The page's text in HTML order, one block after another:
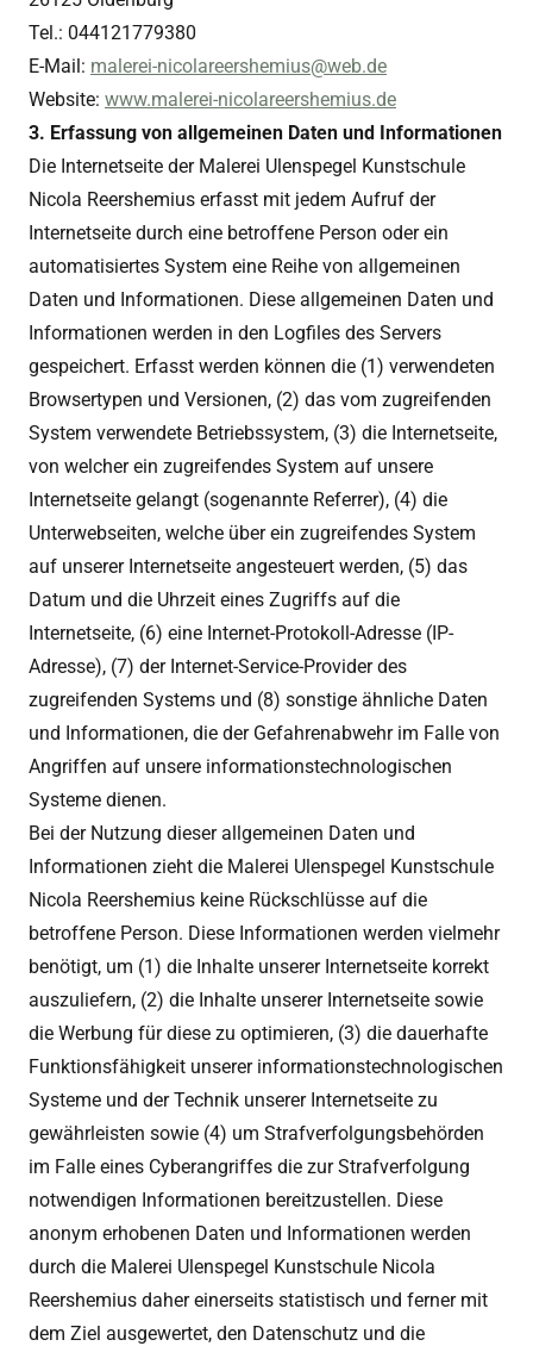
Tel.: 044121779380
E-Mail: malerei-nicolareershemius@web.de
Website: www.malerei-nicolareershemius.de
3. Erfassung von allgemeinen Daten und Informationen
Die Internetseite der Malerei Ulenspegel Kunstschule
Nicola Reershemius erfasst mit jedem Aufruf der
Internetseite durch eine betroffene Person oder ein
automatisiertes System eine Reihe von allgemeinen
Daten und Informationen. Diese allgemeinen Daten und
Informationen werden in den Logfiles des Servers
gespeichert. Erfasst werden können die (1) verwendeten
Browsertypen und Versionen, (2) das vom zugreifenden
System verwendete Betriebssystem, (3) die Internetseite,
von welcher ein zugreifendes System auf unsere
Internetseite gelangt (sogenannte Referrer), (4) die
Unterwebseiten, welche über ein zugreifendes System
auf unserer Internetseite angesteuert werden, (5) das
Datum und die Uhrzeit eines Zugriffs auf die
Internetseite, (6) eine Internet-Protokoll-Adresse (IP-
Adresse), (7) der Internet-Service-Provider des
zugreifenden Systems und (8) sonstige ähnliche Daten
und Informationen, die der Gefahrenabwehr im Falle von
Angriffen auf unsere informationstechnologischen
Systeme dienen.
Bei der Nutzung dieser allgemeinen Daten und
Informationen zieht die Malerei Ulenspegel Kunstschule
Nicola Reershemius keine Rückschlüsse auf die
betroffene Person. Diese Informationen werden vielmehr
benötigt, um (1) die Inhalte unserer Internetseite korrekt
auszuliefern, (2) die Inhalte unserer Internetseite sowie
die Werbung für diese zu optimieren, (3) die dauerhafte
Funktionsfähigkeit unserer informationstechnologischen
Systeme und der Technik unserer Internetseite zu
gewährleisten sowie (4) um Strafverfolgungsbehörden
im Falle eines Cyberangriffes die zur Strafverfolgung
notwendigen Informationen bereitzustellen. Diese
anonym erhobenen Daten und Informationen werden
durch die Malerei Ulenspegel Kunstschule Nicola
Reershemius daher einerseits statistisch und ferner mit
dem Ziel ausgewertet, den Datenschutz und die